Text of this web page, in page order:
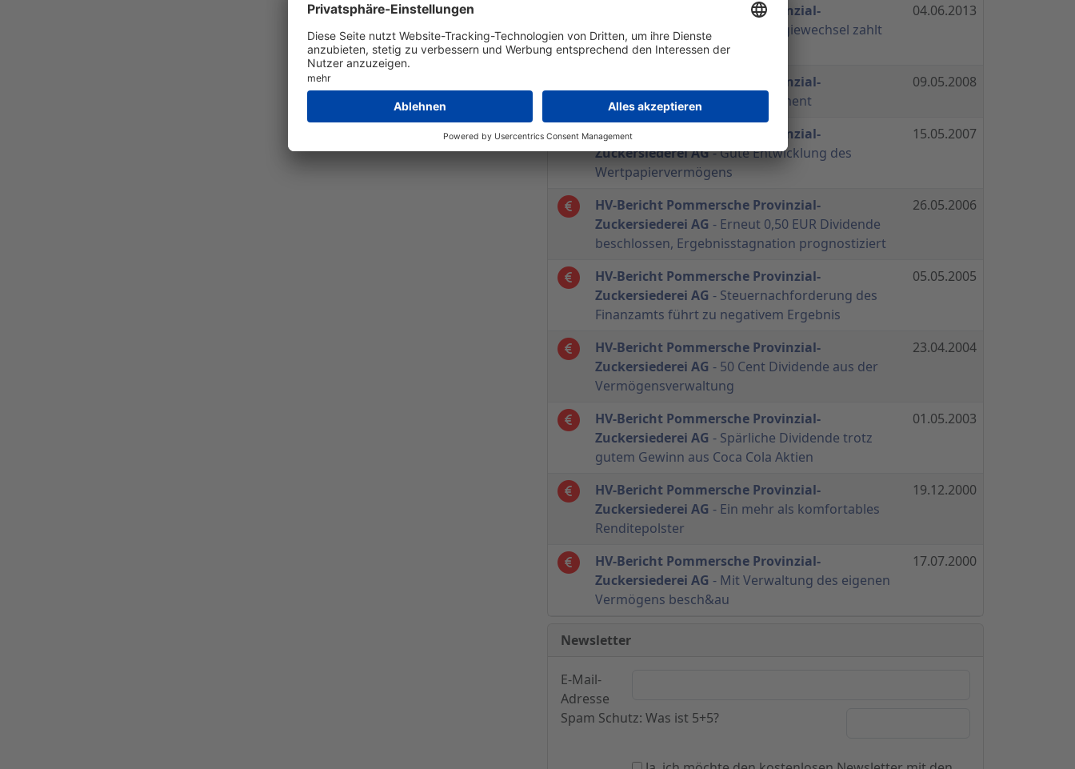
HV-Bericht Pommersche Provinzial-
Zuckersiederei AG- Der Strategiewechsel zahlt
sich aus
04.06.2013
HV-Bericht Pommersche Provinzial-
Zuckersiederei AG
- Alles in Zement
09.05.2008
HV-Bericht Pommersche Provinzial-
Zuckersiederei AG- Gute Entwicklung des
Wertpapiervermögens
15.05.2007
HV-Bericht Pommersche Provinzial-
Zuckersiederei AG - Erneut 0,50 EUR Dividende
beschlossen, Ergebnisstagnation prognostiziert
26.05.2006
HV-Bericht Pommersche Provinzial-
Zuckersiederei AG - Steuernachforderung des
Finanzamts führt zu negativem Ergebnis
05.05.2005
HV-Bericht Pommersche Provinzial-
Zuckersiederei AG - 50 Cent Dividende aus der
Vermögensverwaltung
23.04.2004
HV-Bericht Pommersche Provinzial-
Zuckersiederei AG - Spärliche Dividende trotz
gutem Gewinn aus Coca Cola Aktien
01.05.2003
HV-Bericht Pommersche Provinzial-
Zuckersiederei AG - Ein mehr als komfortables
Renditepolster
19.12.2000
HV-Bericht Pommersche Provinzial-
Zuckersiederei AG - Mit Verwaltung des eigenen
Vermögens besch&au
17.07.2000
Newsletter
E-Mail-
Adresse
Spam Schutz: Was ist 5+5?